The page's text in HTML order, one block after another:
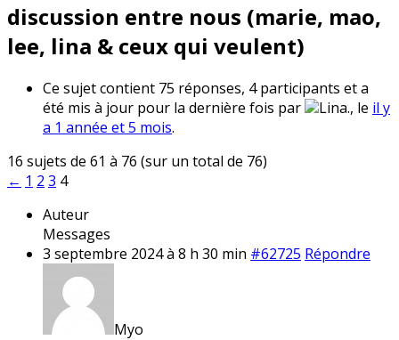
discussion entre nous (marie, mao,
lee, lina & ceux qui veulent)
Ce sujet contient 75 réponses, 4 participants et a
été mis à jour pour la dernière fois par
Lina., le il y
a 1 année et 5 mois.
16 sujets de 61 à 76 (sur un total de 76)
← 1 2 3 4
Auteur
Messages
3 septembre 2024 à 8 h 30 min #62725 Répondre
Myo